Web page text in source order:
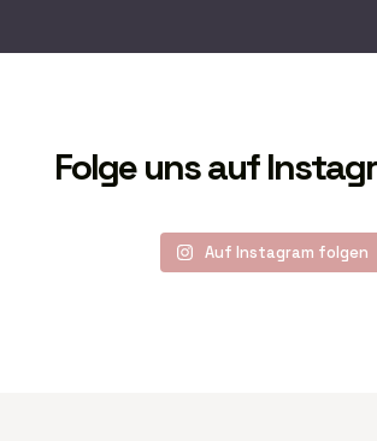
Folge uns auf
Auf Instagram folgen